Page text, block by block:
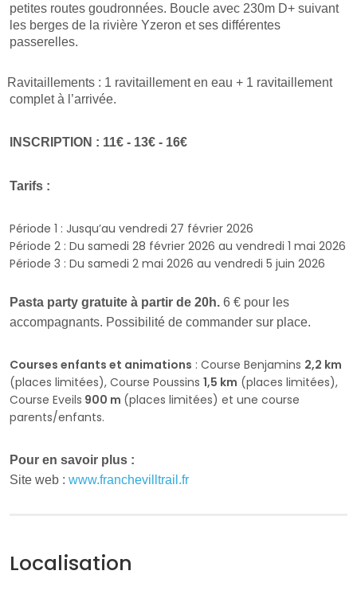
petites routes goudronnées. Boucle avec 230m D+ suivant
les berges de la rivière Yzeron et ses différentes
passerelles.
Ravitaillements : 1 ravitaillement en eau + 1 ravitaillement
complet à l’arrivée.
INSCRIPTION : 11€ - 13€ - 16€
Tarifs :
Période 1 : Jusqu’au vendredi 27 février 2026
Période 2 : Du samedi 28 février 2026 au vendredi 1 mai 2026
Période 3 : Du samedi 2 mai 2026 au vendredi 5 juin 2026
Pasta party gratuite à partir de 20h. 6 € pour les
accompagnants. Possibilité de commander sur place.
Courses enfants et animations : Course Benjamins 2,2 km
(places limitées), Course Poussins 1,5 km (places limitées),
Course Eveils 900 m (places limitées) et une course
parents/enfants.
Pour en savoir plus :
Site web : www.franchevilltrail.fr
Localisation